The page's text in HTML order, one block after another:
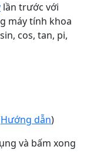
lần trước với
máy tính khoa
cos, tan, pi,
Hướng dẫn)
và bấm xong